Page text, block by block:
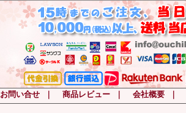
お問い合せ｜ 商品レビュー｜ 会社概要｜